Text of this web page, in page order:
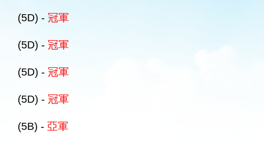
(5D) - 冠軍
(5D) - 冠軍
(5D) - 冠軍
(5D) - 冠軍
(5B) - 亞軍